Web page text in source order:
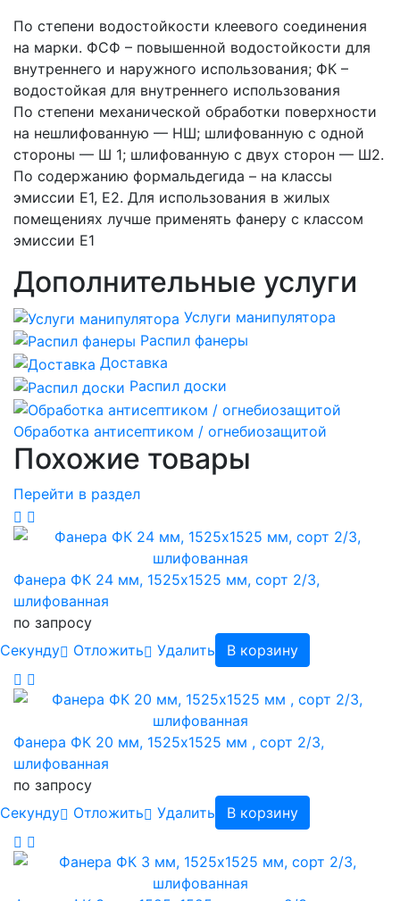
По степени водостойкости клеевого соединения
на марки. ФСФ – повышенной водостойкости для
внутреннего и наружного использования; ФК –
водостойкая для внутреннего использования
По степени механической обработки поверхности
на нешлифованную — НШ; шлифованную с одной
стороны — Ш 1; шлифованную с двух сторон — Ш2.
По содержанию формальдегида – на классы
эмиссии Е1, Е2. Для использования в жилых
помещениях лучше применять фанеру с классом
эмиссии Е1
Дополнительные услуги
Услуги манипулятора
Распил фанеры
Доставка
Распил доски
Обработка антисептиком / огнебиозащитой
Похожие товары
Перейти в раздел
Фанера ФК 24 мм, 1525х1525 мм, сорт 2/3,
шлифованная
по запросу
Cекунду
Отложить Удалить В корзину
Фанера ФК 20 мм, 1525х1525 мм , сорт 2/3,
шлифованная
по запросу
Cекунду
Отложить Удалить В корзину